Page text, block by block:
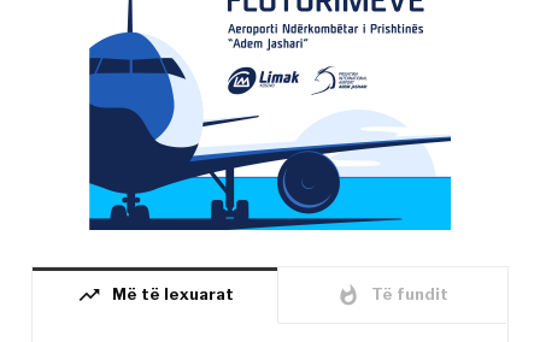
trending_up Më të lexuarat whatshot Të fundit